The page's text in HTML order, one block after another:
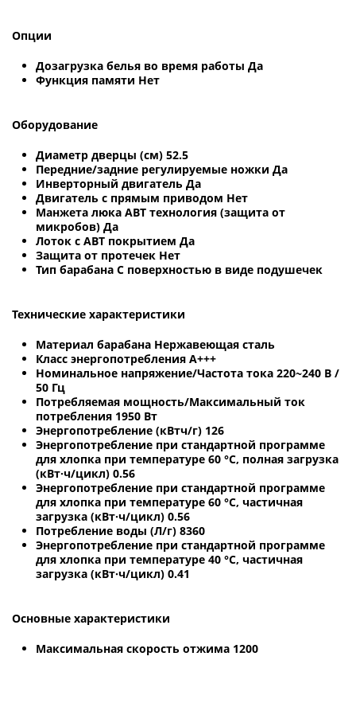
Опции
Дозагрузка белья во время работы Да
Функция памяти Нет
Оборудование
Диаметр дверцы (см) 52.5
Передние/задние регулируемые ножки Да
Инверторный двигатель Да
Двигатель с прямым приводом Нет
Манжета люка AВT технология (защита от
микробов) Да
Лоток с АВТ покрытием Да
Защита от протечек Нет
Тип барабана С поверхностью в виде подушечек
Технические характеристики
Материал барабана Нержавеющая сталь
Класс энергопотребления A+++
Номинальное напряжение/Частота тока 220~240 В /
50 Гц
Потребляемая мощность/Максимальный ток
потребления 1950 Вт
Энергопотребление (кВтч/г) 126
Энергопотребление при стандартной программе
для хлопка при температуре 60 °C, полная загрузка
(кВт·ч/цикл) 0.56
Энергопотребление при стандартной программе
для хлопка при температуре 60 °C, частичная
загрузка (кВт·ч/цикл) 0.56
Потребление воды (Л/г) 8360
Энергопотребление при стандартной программе
для хлопка при температуре 40 °C, частичная
загрузка (кВт·ч/цикл) 0.41
Основные характеристики
Максимальная скорость отжима 1200